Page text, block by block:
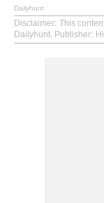
Dailyhunt
Disclaimer: This
Dailyhunt. Publisher: